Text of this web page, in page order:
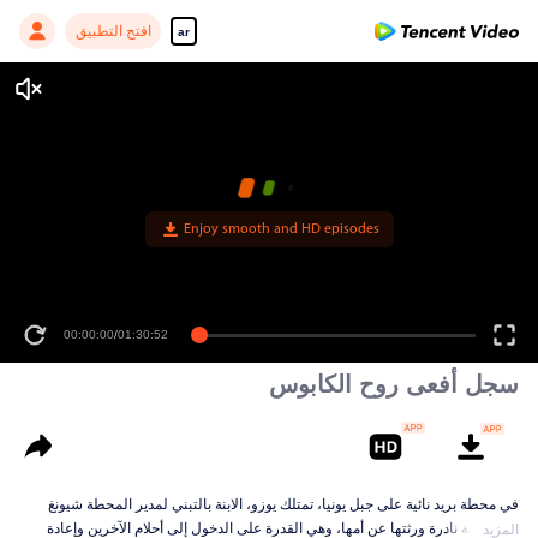
ar افتح التطبيق
Enjoy smooth and HD episodes
00:00:00/01:30:52
سجل أفعى روح الكابوس
في محطة بريد نائية على جبل يونيا، تمتلك يوزو، الابنة بالتبني لمدير المحطة شيونغ
شون، هبة نادرة ورثتها عن أمها، وهي القدرة على الدخول إلى أحلام الآخرين وإعادة
المزيد